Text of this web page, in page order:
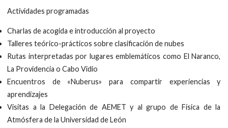
Actividades programadas
Charlas de acogida e introducción al proyecto
Talleres teórico-prácticos sobre clasificación de nubes
Rutas interpretadas por lugares emblemáticos como El Naranco,
La Providencia o Cabo Vidio
Encuentros de «Nuberus» para compartir experiencias y
aprendizajes
Visitas a la Delegación de AEMET y al grupo de Física de la
Atmósfera de la Universidad de León